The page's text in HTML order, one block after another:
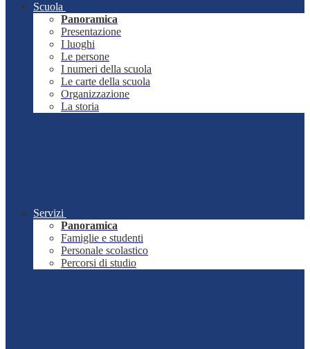
Scuola
Panoramica
Presentazione
I luoghi
Le persone
I numeri della scuola
Le carte della scuola
Organizzazione
La storia
Servizi
Panoramica
Famiglie e studenti
Personale scolastico
Percorsi di studio